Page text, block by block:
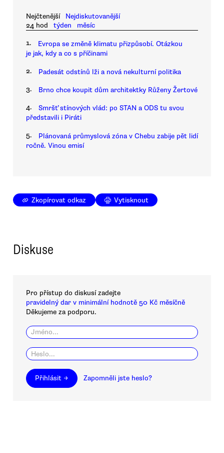
Nejčtenější
Nejdiskutovanější
24 hod
týden měsíc
1.
Evropa se změně klimatu přizpůsobí. Otázkou
je jak, kdy a co s příčinami
2. Padesát odstínů lži a nová nekulturní politika
3. Brno chce koupit dům architektky Růženy Žertové
4.
Smršť stínových vlád: po STAN a ODS tu svou
představili i Piráti
5.
Plánovaná průmyslová zóna v Chebu zabije pět lidí
ročně. Vinou emisí
Zkopírovat odkaz Vytisknout
Diskuse
Pro přístup do diskusí zadejte
pravidelný dar v minimální hodnotě 50 Kč měsíčně
Děkujeme za podporu.
Přihlásit → Zapomněli jste heslo?